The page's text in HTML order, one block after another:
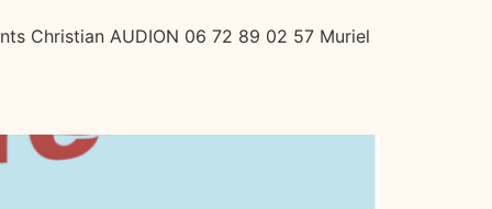
Christian AUDION 06 72 89 02 57 Muriel